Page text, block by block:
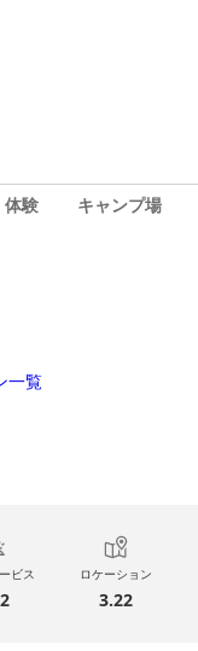
体験 キャンプ場
一覧
ビス ロケーション
3.22